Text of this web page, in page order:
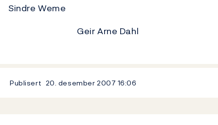
Sindre Weme
Geir Arne Dahl
Publisert 20. desember 2007 16:06